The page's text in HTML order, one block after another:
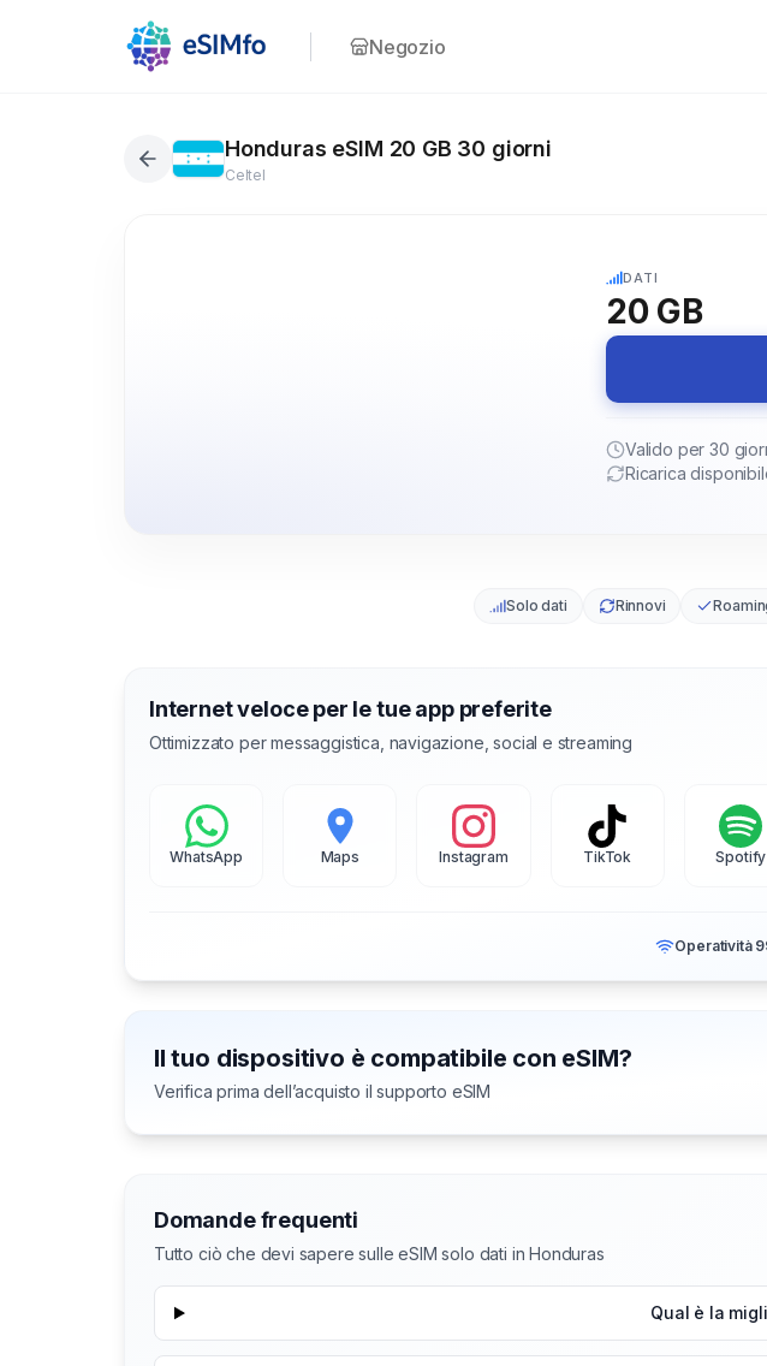
Negozio
Honduras eSIM 20 GB 30 giorni
Celtel
DATI
20 GB
Valido per 30
Ricarica
Solo dati Rinnovi
Internet veloce per le tue app preferite
Ottimizzato per messaggistica, navigazione, social e streaming
WhatsApp Maps Instagram TikTok Spotify
Operatività
Il tuo dispositivo è compatibile con eSIM?
Verifica prima dell’acquisto il supporto eSIM
Domande frequenti
Tutto ciò che devi sapere sulle eSIM solo dati in Honduras
Qual è la